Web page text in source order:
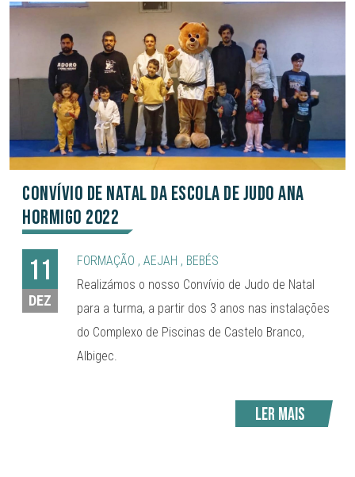
Convívio de Natal da Escola de Judo Ana
Hormigo 2022
11
DEZ
FORMAÇÃO ,AEJAH , BEBÉS
Realizámos o nosso Convívio de Judo de Natal
para a turma, a partir dos 3 anos nas instalações
do Complexo de Piscinas de Castelo Branco,
Albigec.
Ler mais